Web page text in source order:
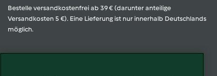
Bestelle versandkostenfrei ab 39 € (darunter anteilige
Versandkosten 5 €). Eine Lieferung ist nur innerhalb Deutschlands
möglich.